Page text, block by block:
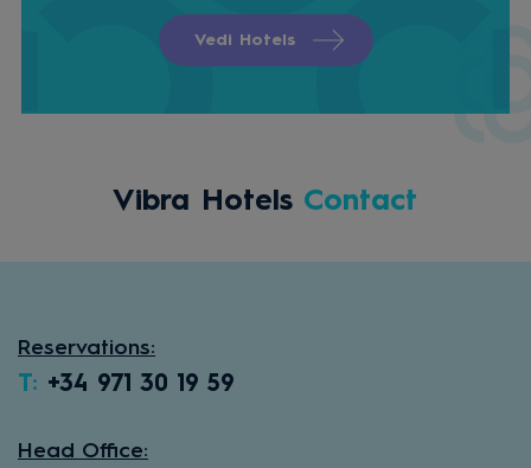
Vedi Hotels
Vibra Hotels Contact
Reservations:
T: +34 971 30 19 59
Head Office: